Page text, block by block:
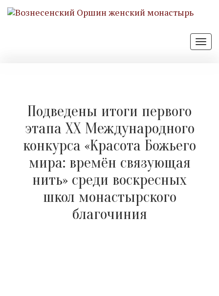
Подведены итоги первого
этапа XX Международного
конкурса «Красота Божьего
мира: времён связующая
нить» среди воскресных
школ монастырского
благочиния